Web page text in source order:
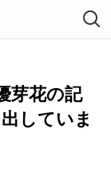
芽花の記
していま